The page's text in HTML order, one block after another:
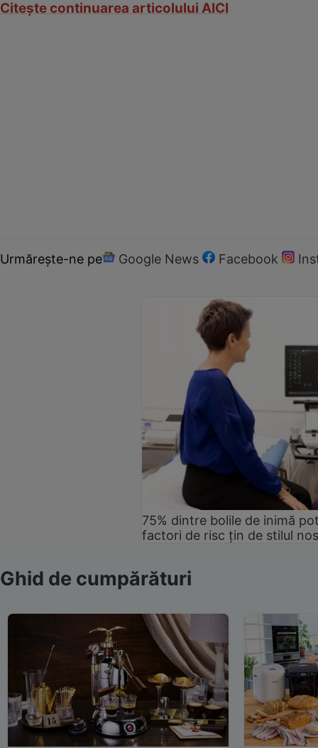
Citeşte continuarea articolului AICI
Urmărește-ne pe Google News Facebook
75% dintre bolile de inimă
factori de risc țin de stilul
Ghid de cumpărături